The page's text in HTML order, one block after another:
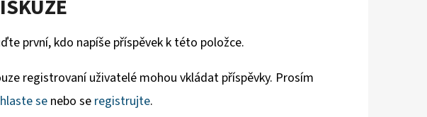
první, kdo napíše příspěvek k této položce.
registrovaní uživatelé mohou vkládat příspěvky. Prosím
se nebo se registrujte.